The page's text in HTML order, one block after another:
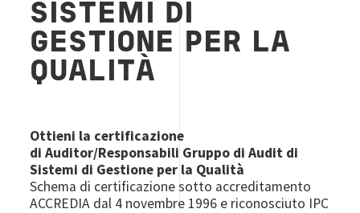
SISTEMI DI
GESTIONE PER LA
QUALITÀ
Ottieni la certificazione
di Auditor/Responsabili Gruppo di Audit di
Sistemi di Gestione per la Qualità
Schema di certificazione sotto accreditamento
ACCREDIA dal 4 novembre 1996 e riconosciuto IPC